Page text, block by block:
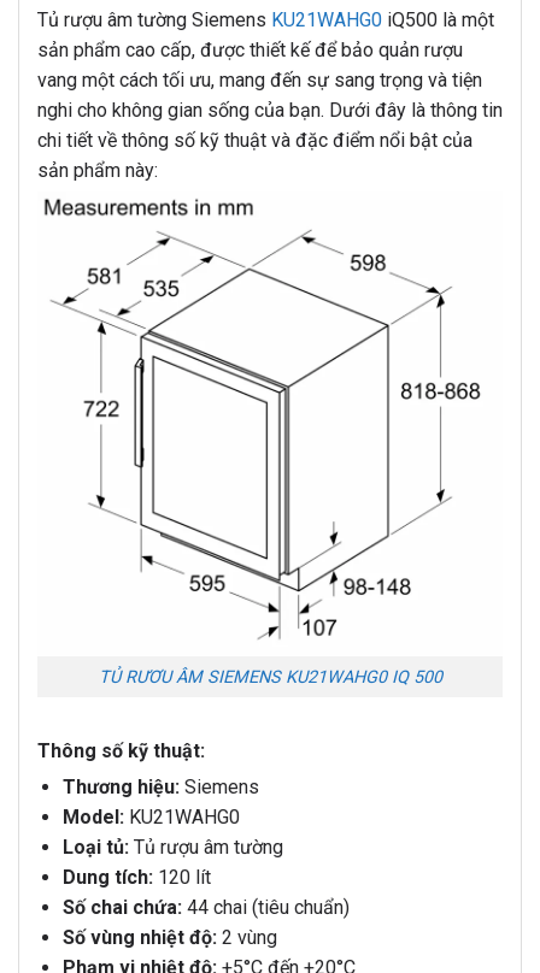
Tủ rượu âm tường Siemens KU21WAHG0 iQ500 là một
sản phẩm cao cấp, được thiết kế để bảo quản rượu
vang một cách tối ưu, mang đến sự sang trọng và tiện
nghi cho không gian sống của bạn. Dưới đây là thông tin
chi tiết về thông số kỹ thuật và đặc điểm nổi bật của
sản phẩm này:
TỦ RƯƠU ÂM SIEMENS KU21WAHG0 IQ 500
Thông số kỹ thuật:
Thương hiệu:Siemens
Model:KU21WAHG0
Loại tủ:Tủ rượu âm tường
Dung tích:120 lít
Số chai chứa:44 chai (tiêu chuẩn)
Số vùng nhiệt độ:2 vùng
Phạm vi nhiệt độ:+5°C đến +20°C